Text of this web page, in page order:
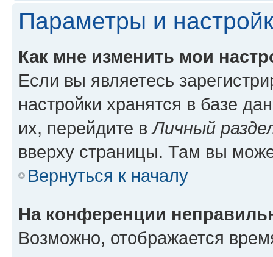
Параметры и
Как мне изменить мои
Если вы являетесь
настройки хранятся в базе
их, перейдите вЛичный
вверху страницы. Там вы
Вернуться к началу
На конференции
Возможно, отображается